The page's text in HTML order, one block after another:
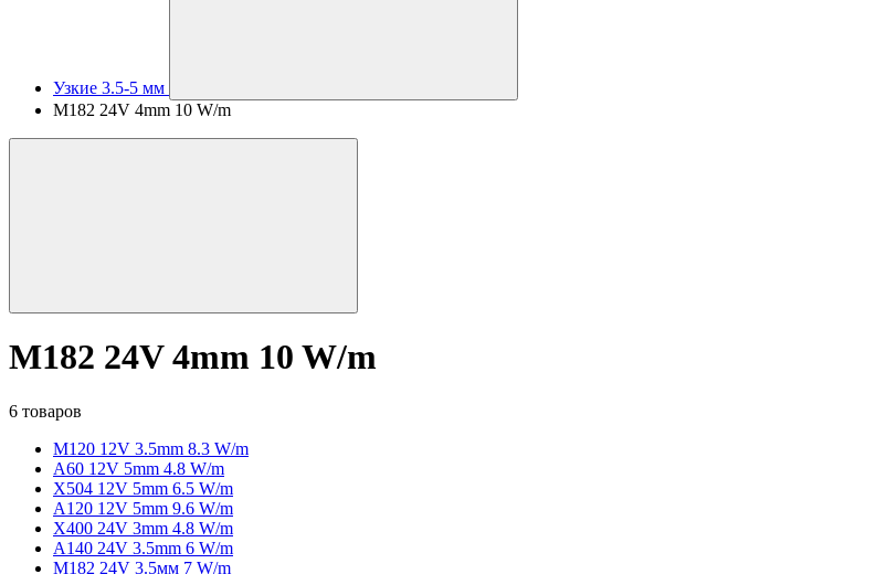
Узкие 3.5-5 мм
M182 24V 4mm 10 W/m
M182 24V 4mm 10 W/m
6 товаров
M120 12V 3.5mm 8.3 W/m
A60 12V 5mm 4.8 W/m
X504 12V 5mm 6.5 W/m
A120 12V 5mm 9.6 W/m
X400 24V 3mm 4.8 W/m
A140 24V 3.5mm 6 W/m
M182 24V 3.5мм 7 W/m